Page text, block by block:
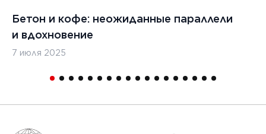
Бетон и кофе: неожиданные параллели
и вдохновение
7 июля 2025